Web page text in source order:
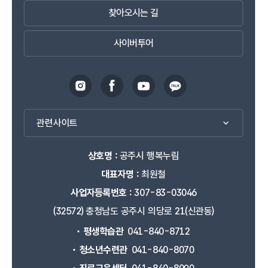
찾아오시는 길
사이버투어
관련사이트
상호명 :공주시 행복누림
대표자명 :최원철
사업자등록번호 :307-83-03046
(32572) 충청남도 공주시 의당로 21(신관동)
평생학습관 041-840-8712
청소년수련관 041-840-8070